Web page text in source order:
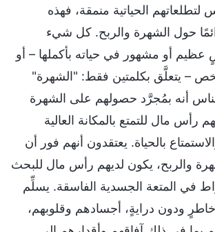
الحياتية منمقة، فهذه
حول الشهرة والربح. كل شيء
أو مشهور في حياته بأكملها – أو
– يتعلَّق بكلمتين فقط: "الشهرة"
أنه بمُجرَّد حصولهم على الشهرة
رأس مال للتمتع بالمكانة العالية
بالحياة. يعتقدون أنهم فور أن
والربح، يكون لديهم رأس مال للبحث
في المتعة الجسدية الفاسقة. يسلِّم
ودون درايةٍ، أجسادهم وقلوبهم،